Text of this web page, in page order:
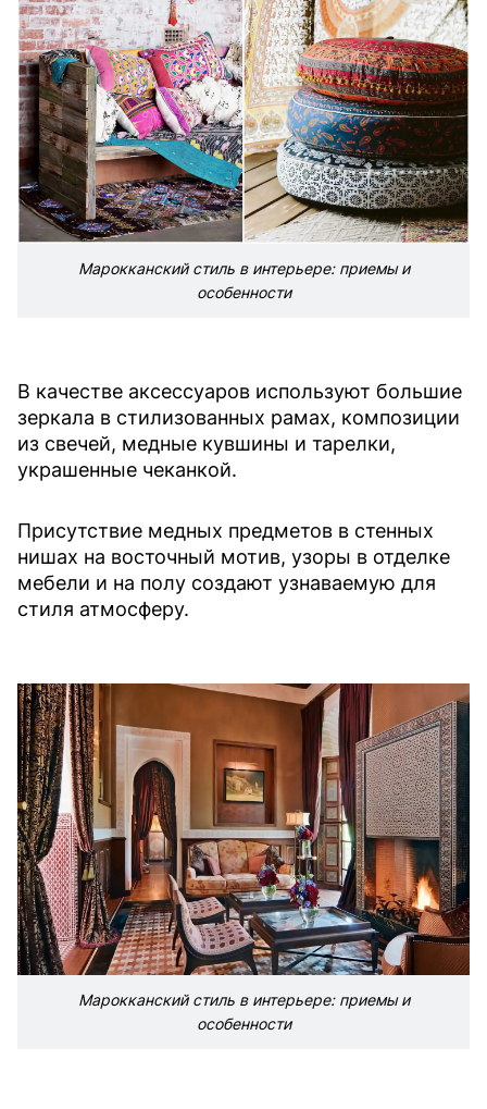
Марокканский стиль в интерьере: приемы и
особенности
В качестве аксессуаров используют большие
зеркала в стилизованных рамах, композиции
из свечей, медные кувшины и тарелки,
украшенные чеканкой.
Присутствие медных предметов в стенных
нишах на восточный мотив, узоры в отделке
мебели и на полу создают узнаваемую для
стиля атмосферу.
Марокканский стиль в интерьере: приемы и
особенности